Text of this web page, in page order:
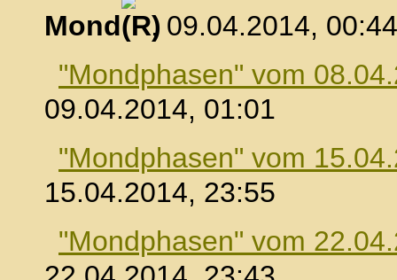
Mond
, 09.04.2014, 00:44
"Mondphasen" vom
09.04.2014, 01:01
"Mondphasen" vom
15.04.2014, 23:55
"Mondphasen" vom